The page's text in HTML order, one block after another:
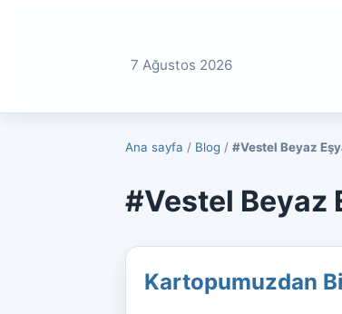
7 Ağustos 2026
Ana sayfa / Blog / #Vestel Beyaz
#Vestel Beyaz
Kartopumuzdan